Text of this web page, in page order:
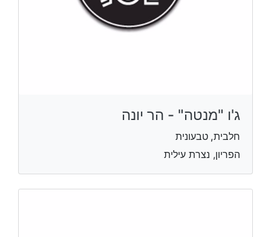
ג'ו "מנטה" - הר יונה
חלבית, טבעונית
הפריון, נצרת עילית